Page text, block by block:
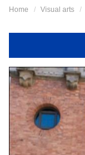
Home Visual arts